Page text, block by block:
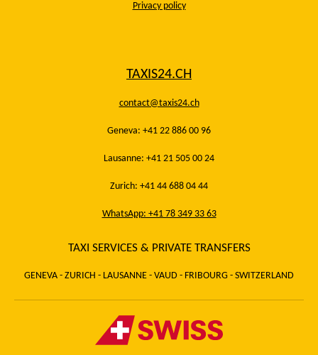
Privacy policy
TAXIS24.CH
contact@taxis24.ch
Geneva: +41 22 886 00 96
Lausanne: +41 21 505 00 24
Zurich: +41 44 688 04 44
WhatsApp: +41 78 349 33 63
TAXI SERVICES & PRIVATE TRANSFERS
GENEVA - ZURICH - LAUSANNE - VAUD - FRIBOURG - SWITZERLAND